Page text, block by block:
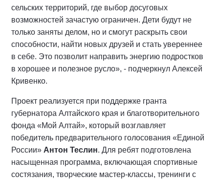
сельских территорий, где выбор досуговых
возможностей зачастую ограничен. Дети будут не
только заняты делом, но и смогут раскрыть свои
способности, найти новых друзей и стать увереннее
в себе. Это позволит направить энергию подростков
в хорошее и полезное русло», - подчеркнул Алексей
Кривенко.
Проект реализуется при поддержке гранта
губернатора Алтайского края и благотворительного
фонда «Мой Алтай», который возглавляет
победитель предварительного голосования «Единой
России» Антон Теслин. Для ребят подготовлена
насыщенная программа, включающая спортивные
состязания, творческие мастер-классы, тренинги с